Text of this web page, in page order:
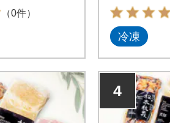
（0件）
の豚肉です
冷凍
4